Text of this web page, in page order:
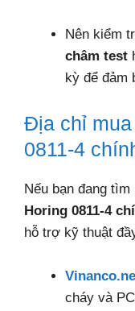
Nên kiểm
châm test
kỳ để đảm
Địa chỉ
0811-4
Nếu bạn đang
Horing 0811-4
hỗ trợ kỹ thuật
cháy và